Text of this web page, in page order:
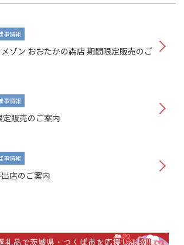
事情報
ゾン おおたかの森店 期間限定販売のご
事情報
販売のご案内
事情報
店のご案内